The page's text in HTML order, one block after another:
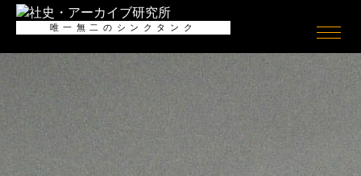
唯一無二のシンクタンク
ログイン/ログアウト会員情報
会員情報
会員登録（無料）
ニュースリリース
社史
社史とは何か
Shashience(全国の社史を調べ
作るべき社史とは
コンサルティング
公開社史リンク集
社史で使われる関連用語集